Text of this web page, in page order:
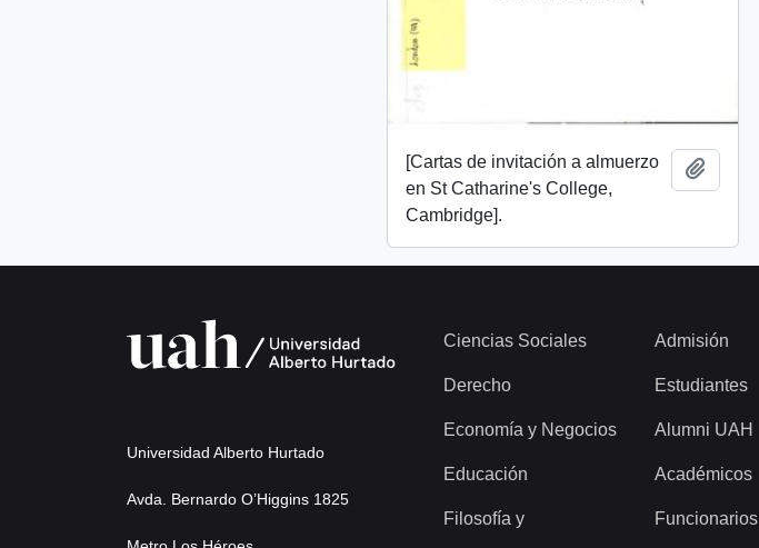
[Cartas de invitación a almuerzo
en St Catharine's College,
Cambridge].
Universidad Alberto Hurtado
Avda. Bernardo O’Higgins 1825
Ciencias Sociales
Derecho
Economía y Negocios
Educación
Filosofía y
Admisión
Estudiantes
Alumni UAH
Académicos
Funcionarios